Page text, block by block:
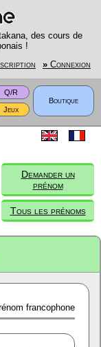
des cours de
!
» Connexion
Q/R
Boutique
Jeux
Demander un
prénom
Tous les prénoms
francophone